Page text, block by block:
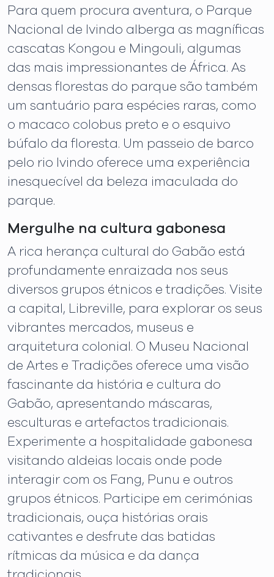
Para quem procura aventura, o Parque
Nacional de Ivindo alberga as magníficas
cascatas Kongou e Mingouli, algumas
das mais impressionantes de África. As
densas florestas do parque são também
um santuário para espécies raras, como
o macaco colobus preto e o esquivo
búfalo da floresta. Um passeio de barco
pelo rio Ivindo oferece uma experiência
inesquecível da beleza imaculada do
parque.
Mergulhe na cultura gabonesa
A rica herança cultural do Gabão está
profundamente enraizada nos seus
diversos grupos étnicos e tradições. Visite
a capital, Libreville, para explorar os seus
vibrantes mercados, museus e
arquitetura colonial. O Museu Nacional
de Artes e Tradições oferece uma visão
fascinante da história e cultura do
Gabão, apresentando máscaras,
esculturas e artefactos tradicionais.
Experimente a hospitalidade gabonesa
visitando aldeias locais onde pode
interagir com os Fang, Punu e outros
grupos étnicos. Participe em cerimónias
tradicionais, ouça histórias orais
cativantes e desfrute das batidas
rítmicas da música e da dança